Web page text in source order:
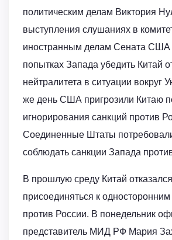
политическим делам Виктория
выступления слушаниях в
иностранным делам Сената США
попытках Запада убедить Китай
нейтралитета в ситуации вокруг
же день США пригрозили Китаю
игнорирования санкций против
Соединенные Штаты
соблюдать санкции Запада
В прошлую среду Китай отказался
присоединяться к
против России. В понедельник
представитель МИД РФ Мария